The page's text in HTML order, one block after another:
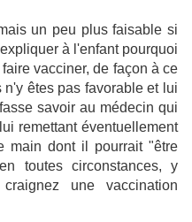
un peu plus faisable si
à l'enfant pourquoi
vacciner, de façon à ce
êtes pas favorable et lui
savoir au médecin qui
remettant éventuellement
main dont il pourrait "être
toutes circonstances, y
une vaccination